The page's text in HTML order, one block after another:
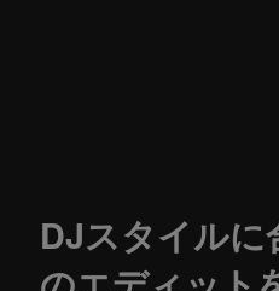
DJスタイルに